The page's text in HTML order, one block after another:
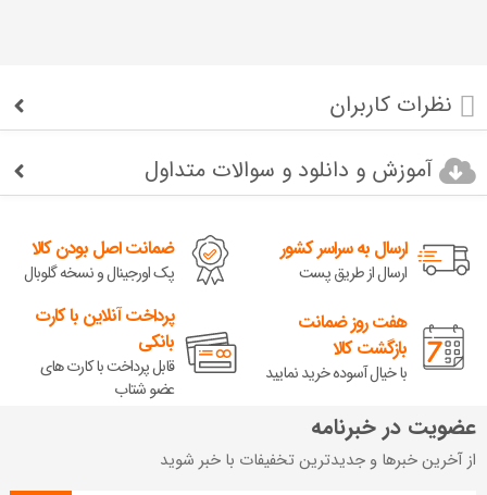
نظرات کاربران
آموزش و دانلود و سوالات متداول
ارسال به سراسر کشور
ارسال از طریق پست
ضمانت اصل بودن کالا
پک اورجینال و نسخه گلوبال
هفت روز ضمانت
بازگشت کالا
با خیال آسوده خرید نمایید
پرداخت آنلاین با کارت
بانکی
قابل پرداخت با کارت های
عضو شتاب
عضویت در خبرنامه
از آخرین خبرها و جدیدترین تخفیفات با خبر شوید